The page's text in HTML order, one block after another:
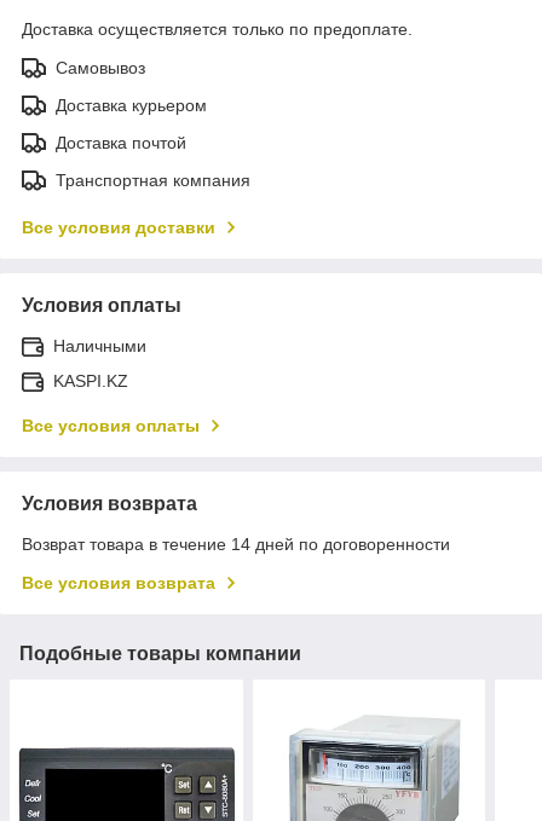
Доставка осуществляется только по предоплате.
Самовывоз
Доставка курьером
Доставка почтой
Транспортная компания
Все условия доставки
Условия оплаты
Наличными
KASPI.KZ
Все условия оплаты
Условия возврата
Возврат товара в течение 14 дней по договоренности
Все условия возврата
Подобные товары компании